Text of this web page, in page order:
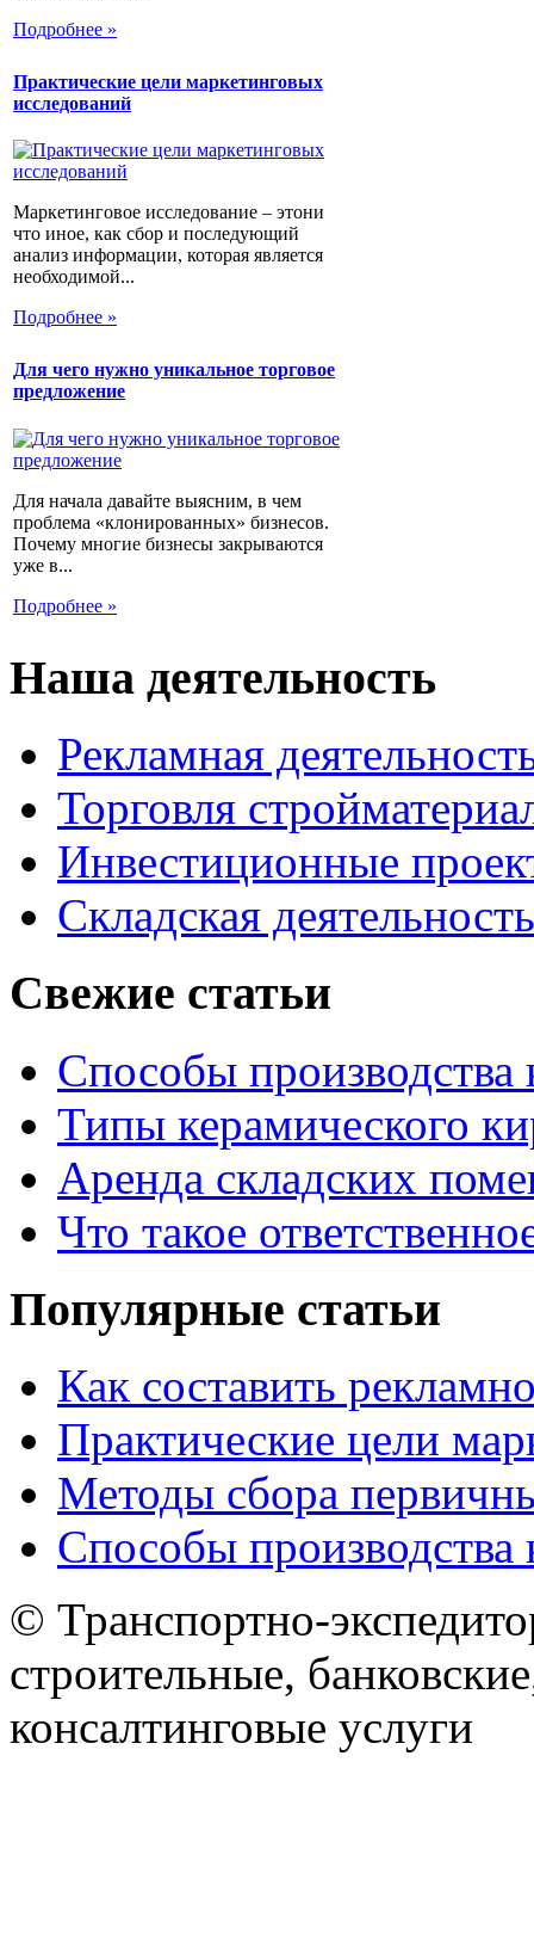
Подробнее »
Практические цели маркетинговых
исследований
Маркетинговое исследование – этони
что иное, как сбор и последующий
анализ информации, которая является
необходимой...
Подробнее »
Для чего нужно уникальное торговое
предложение
Для начала давайте выясним, в чем
проблема «клонированных» бизнесов.
Почему многие бизнесы закрываются
уже в...
Подробнее »
Наша деятельность
Рекламная
Торговля
Инвестиционные
Складская деятельность
Свежие статьи
Способы производства
Типы керамического
Аренда складских
Что такое
Популярные статьи
Как составить
Практические цели
Методы сбора
Способы производства
© Транспортно-
строительные,
консалтинговые услуги